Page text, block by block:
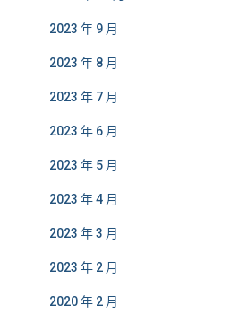
2023 年 9 月
2023 年 8 月
2023 年 7 月
2023 年 6 月
2023 年 5 月
2023 年 4 月
2023 年 3 月
2023 年 2 月
2020 年 2 月